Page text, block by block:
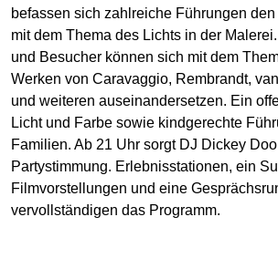
befassen sich zahlreiche Führungen
mit dem Thema des Lichts in der
und Besucher können sich mit dem
Werken von Caravaggio, Rembrandt,
und weiteren auseinandersetzen. Ein
Licht und Farbe sowie kindgerechte
Familien. Ab 21 Uhr sorgt DJ Dickey
Partystimmung. Erlebnisstationen, ein
Filmvorstellungen und eine
vervollständigen das Programm.